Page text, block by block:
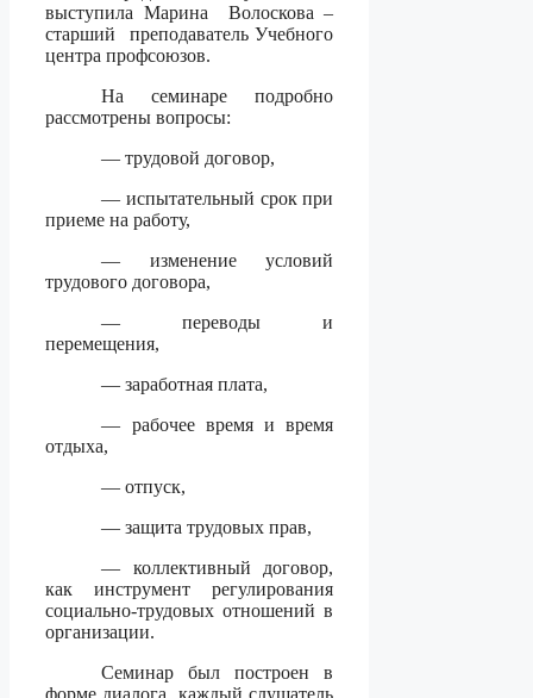
выступила Марина Волоскова –
старший преподаватель Учебного
центра профсоюзов.
На семинаре подробно
рассмотрены вопросы:
— трудовой договор,
— испытательный срок при
приеме на работу,
— изменение условий
трудового договора,
— переводы и
перемещения,
— заработная плата,
— рабочее время и время
отдыха,
— отпуск,
— защита трудовых прав,
— коллективный договор,
как инструмент регулирования
социально-трудовых отношений в
организации.
Семинар был построен в